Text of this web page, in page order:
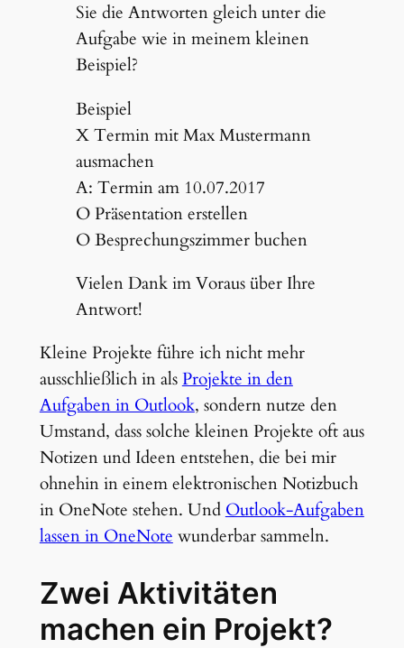
Sie die Antworten gleich unter die
Aufgabe wie in meinem kleinen
Beispiel?
Beispiel
X Termin mit Max Mustermann
ausmachen
A: Termin am 10.07.2017
O Präsentation erstellen
O Besprechungszimmer buchen
Vielen Dank im Voraus über Ihre
Antwort!
Kleine Projekte führe ich nicht mehr
ausschließlich in alsProjekte in den
Aufgaben in Outlook, sondern nutze den
Umstand, dass solche kleinen Projekte oft aus
Notizen und Ideen entstehen, die bei mir
ohnehin in einem elektronischen Notizbuch
in OneNote stehen. Und Outlook-Aufgaben
lassen in OneNote wunderbar sammeln.
Zwei Aktivitäten
machen ein Projekt?